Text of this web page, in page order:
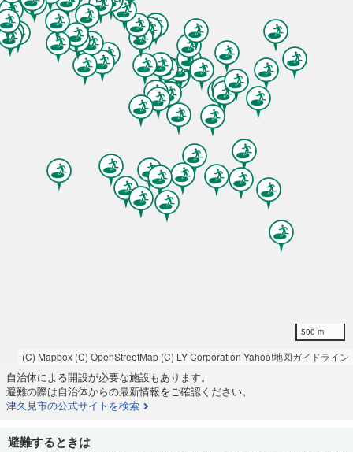
500 m
(C) Mapbox (C) OpenStreetMap (C) LY Corporation Yahoo!地図ガイドライン
自治体による開設が必要な施設もあります。
避難の際は自治体からの最新情報をご確認ください。
津久見市の公式サイトを検索
避難するときは